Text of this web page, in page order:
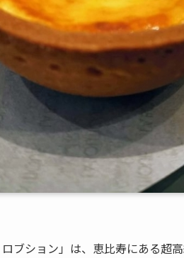
ブション」は、恵比寿にある超